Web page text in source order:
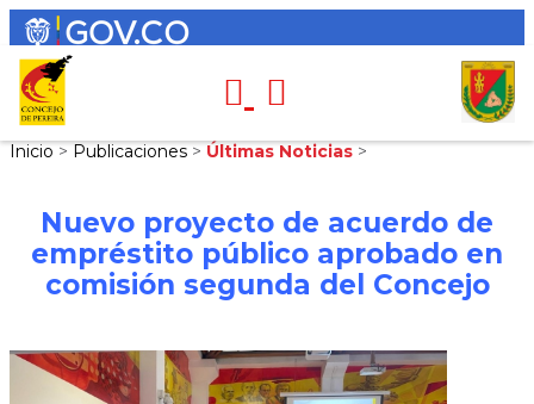
Inicio > Publicaciones > Últimas Noticias >
Nuevo proyecto de acuerdo de
empréstito público aprobado en
comisión segunda del Concejo